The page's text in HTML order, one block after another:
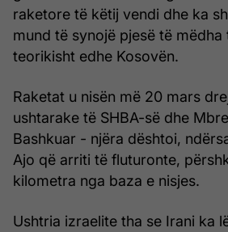
raketore të këtij vendi dhe ka
mund të synojë pjesë të
teorikisht edhe Kosovën.
Raketat u nisën më 20 mars
ushtarake të SHBA-së dhe
Bashkuar - njëra dështoi,
Ajo që arriti të fluturonte,
kilometra nga baza e nisjes.
Ushtria izraelite tha se Irani ka